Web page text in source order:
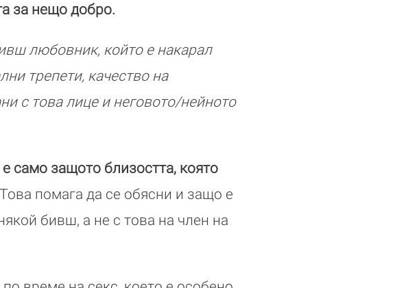
за нещо добро.
любовник, който е накарал
трепети, качество на
с това лице и неговото/нейното
само защото близостта, която
Това помага да се обясни и защо е
бивш, а не с това на член на